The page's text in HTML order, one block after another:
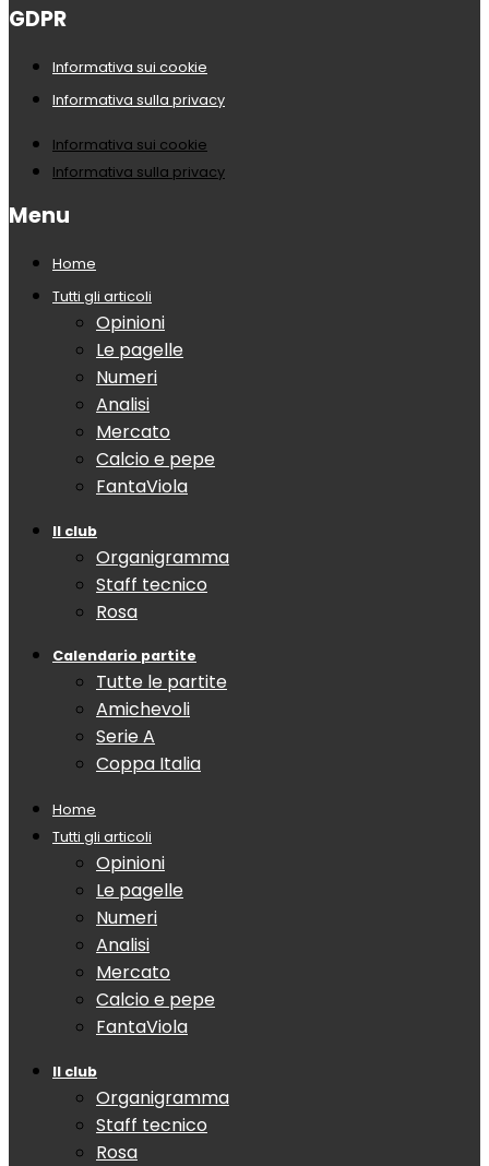
GDPR
Informativa sui cookie
Informativa sulla privacy
Informativa sui cookie
Informativa sulla privacy
Menu
Home
Tutti gli articoli
Opinioni
Le pagelle
Numeri
Analisi
Mercato
Calcio e pepe
FantaViola
Il club
Organigramma
Staff tecnico
Rosa
Calendario partite
Tutte le partite
Amichevoli
Serie A
Coppa Italia
Home
Tutti gli articoli
Opinioni
Le pagelle
Numeri
Analisi
Mercato
Calcio e pepe
FantaViola
Il club
Organigramma
Staff tecnico
Rosa